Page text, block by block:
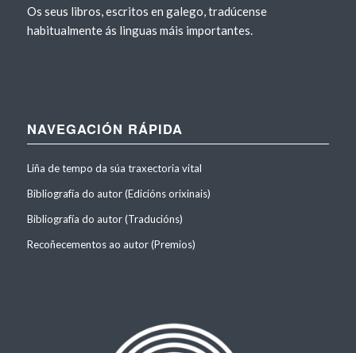
Os seus libros, escritos en galego, tradúcense
habitualmente ás linguas máis importantes.
NAVEGACIÓN RÁPIDA
Liña de tempo da súa traxectoria vital
Bibliografía do autor (Edicións orixinais)
Bibliografía do autor (Traducións)
Recoñecementos ao autor (Premios)